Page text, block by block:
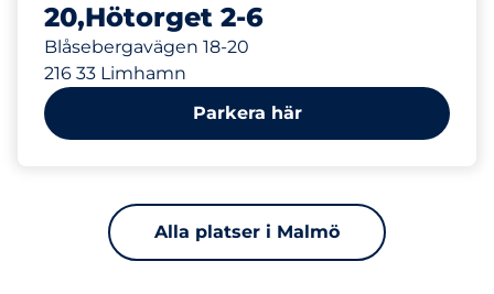
20,Hötorget 2-6
Blåsebergavägen 18-20
216 33 Limhamn
Parkera här
Alla platser i Malmö